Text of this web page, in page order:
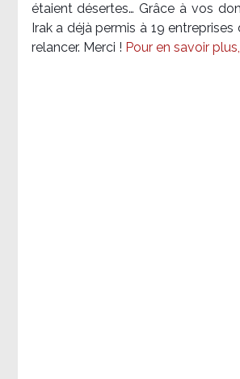
étaient désertes… Grâce à vos
Irak a déjà permis à 19
relancer. Merci ! Pour en savoir